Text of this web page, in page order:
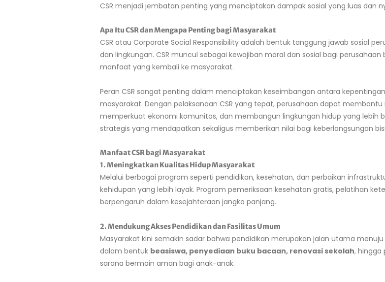
CSR menjadi jembatan penting yang menciptakan dampak sosial yang luas dan
Apa Itu CSR dan Mengapa Penting bagi Masyarakat
CSR atau Corporate Social Responsibility adalah bentuk tanggung jawab sosial
dan lingkungan. CSR muncul sebagai kewajiban moral dan sosial bagi
manfaat yang kembali ke masyarakat.
Peran CSR sangat penting dalam menciptakan keseimbangan antara
masyarakat. Dengan pelaksanaan CSR yang tepat, perusahaan dapat
memperkuat ekonomi komunitas, dan membangun lingkungan hidup yang lebih
strategis yang mendapatkan sekaligus memberikan nilai bagi keberlangsungan
Manfaat CSR bagi Masyarakat
1. Meningkatkan Kualitas Hidup Masyarakat
Melalui berbagai program seperti pendidikan, kesehatan, dan perbaikan
kehidupan yang lebih layak. Program pemeriksaan kesehatan gratis, pelatihan
berpengaruh dalam kesejahteraan jangka panjang.
2. Mendukung Akses Pendidikan dan Fasilitas Umum
Masyarakat kini semakin sadar bahwa pendidikan merupakan jalan utama
dalam bentuk beasiswa, penyediaan buku bacaan, renovasi sekolah, hingga
sarana bermain aman bagi anak-anak.